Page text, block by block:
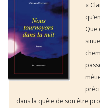
«
Que
dans la quête de son être